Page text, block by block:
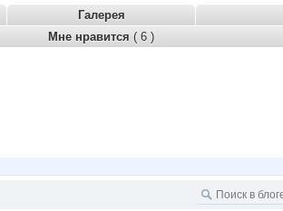
Галерея
Мне нравится ( 6 )